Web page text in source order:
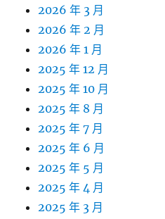
2026 年 3 月
2026 年 2 月
2026 年 1 月
2025 年 12 月
2025 年 10 月
2025 年 8 月
2025 年 7 月
2025 年 6 月
2025 年 5 月
2025 年 4 月
2025 年 3 月